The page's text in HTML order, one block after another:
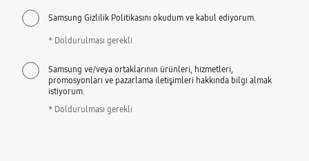
Samsung Gizlilik Politikasını okudum ve kabul ediyorum.
* Doldurulması gerekli
Samsung ve/veya ortaklarının ürünleri, hizmetleri,
promosyonları ve pazarlama iletişimleri hakkında bilgi almak
istiyorum.
* Doldurulması gerekli